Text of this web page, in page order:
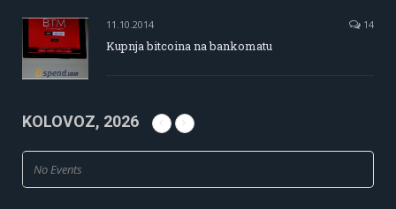
11.10.2014 14
Kupnja bitcoina na bankomatu
KOLOVOZ, 2026
No Events